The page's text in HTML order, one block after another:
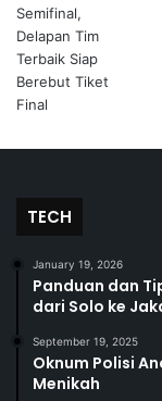
TECH
January 19, 2026
Panduan dan
dari Solo ke
September 19, 2025
Oknum Polisi
Menikah